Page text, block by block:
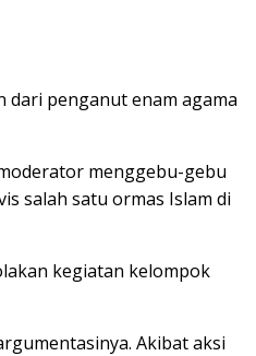
dari penganut enam agama
menggebu-gebu
salah satu ormas Islam di
kegiatan kelompok
Akibat aksi